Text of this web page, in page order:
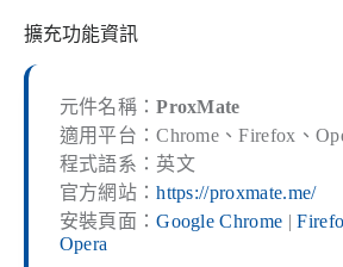
擴充功能資訊
元件名稱：ProxMate
適用平台：Chrome、Firefox、
程式語系：英文
官方網站：https://proxmate.me/
安裝頁面：Google Chrome |
Opera